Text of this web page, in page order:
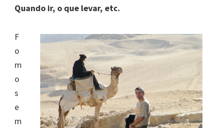
Quando ir, o que levar, etc.
F
o
m
o
s
e
m